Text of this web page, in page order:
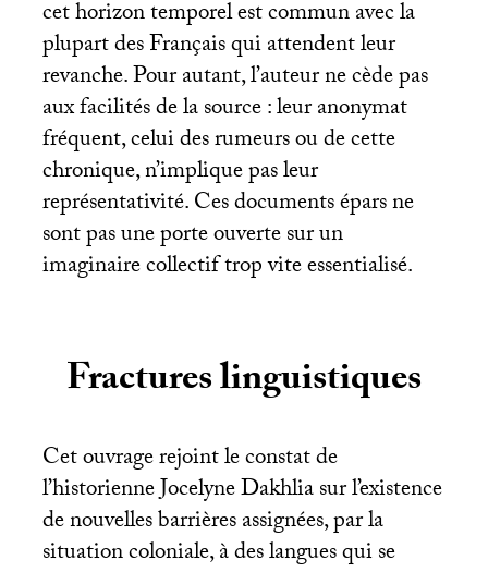
cet horizon temporel est commun avec la
plupart des Français qui attendent leur
revanche. Pour autant, l’auteur ne cède pas
aux facilités de la source : leur anonymat
fréquent, celui des rumeurs ou de cette
chronique, n’implique pas leur
représentativité. Ces documents épars ne
sont pas une porte ouverte sur un
imaginaire collectif trop vite essentialisé.
Fractures linguistiques
Cet ouvrage rejoint le constat de
l’historienne Jocelyne Dakhlia sur l’existence
de nouvelles barrières assignées, par la
situation coloniale, à des langues qui se